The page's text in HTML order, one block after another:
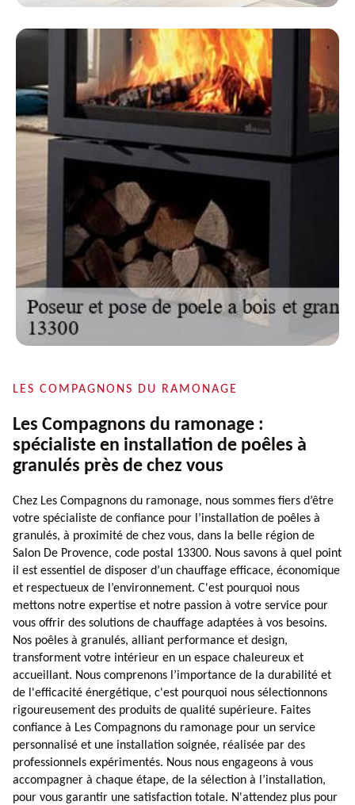
LES COMPAGNONS DU RAMONAGE
Les Compagnons du ramonage :
spécialiste en installation de poêles à
granulés près de chez vous
Chez Les Compagnons du ramonage, nous sommes fiers d’être
votre spécialiste de confiance pour l’installation de poêles à
granulés, à proximité de chez vous, dans la belle région de
Salon De Provence, code postal 13300. Nous savons à quel point
il est essentiel de disposer d’un chauffage efficace, économique
et respectueux de l’environnement. C'est pourquoi nous
mettons notre expertise et notre passion à votre service pour
vous offrir des solutions de chauffage adaptées à vos besoins.
Nos poêles à granulés, alliant performance et design,
transforment votre intérieur en un espace chaleureux et
accueillant. Nous comprenons l’importance de la durabilité et
de l'efficacité énergétique, c'est pourquoi nous sélectionnons
rigoureusement des produits de qualité supérieure. Faites
confiance à Les Compagnons du ramonage pour un service
personnalisé et une installation soignée, réalisée par des
professionnels expérimentés. Nous nous engageons à vous
accompagner à chaque étape, de la sélection à l’installation,
pour vous garantir une satisfaction totale. N'attendez plus pour